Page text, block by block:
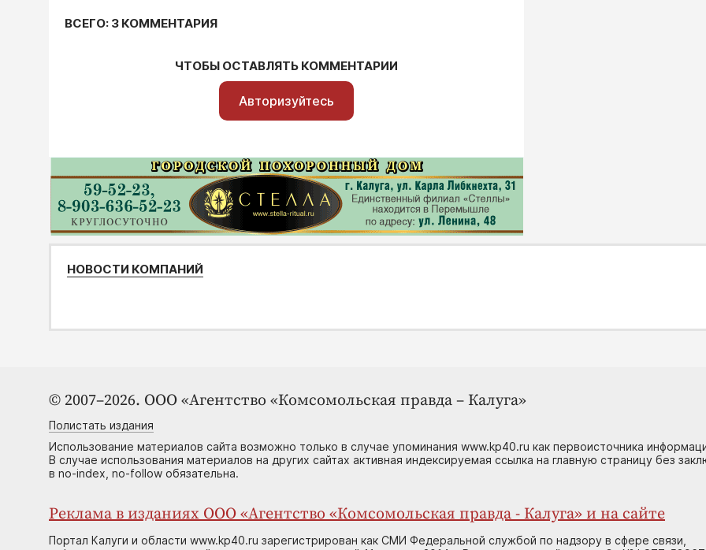
ВСЕГО: 3 КОММЕНТАРИЯ
ЧТОБЫ ОСТАВЛЯТЬ КОММЕНТАРИИ
Авторизуйтесь
НОВОСТИ КОМПАНИЙ
© 2007–2026. ООО «Агентство «Комсомольская правда – Калуга»
Полистать издания
Использование материалов сайта возможно только в случае упоминания www.kp40.ru как первоисточника
В случае использования материалов на других сайтах активная индексируемая ссылка на главную страницу без
в no-index, no-follow обязательна.
Реклама в изданиях ООО «Агентство «Комсомольская правда - Калуга» и на сайте
Портал Калуги и области www.kp40.ru зарегистрирован как СМИ Федеральной службой по надзору в сфере связи,